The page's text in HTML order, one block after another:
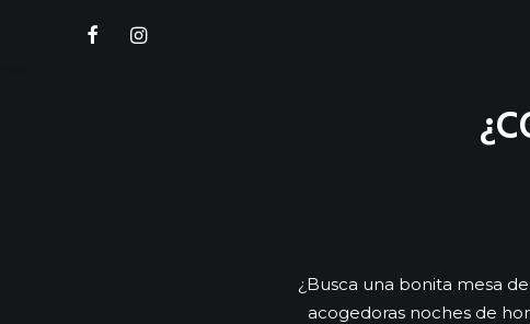
¿Busca una bonita mesa
acogedoras noches de